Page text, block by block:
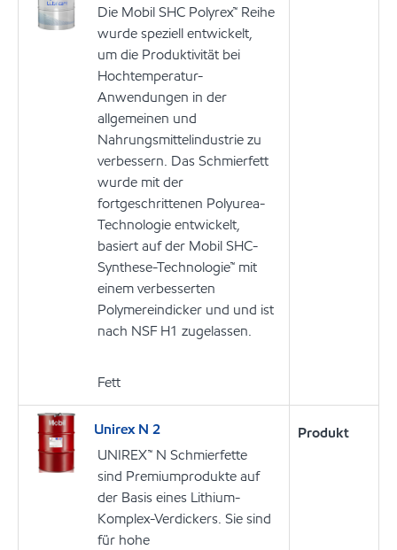
Die Mobil SHC Polyrex™ Reihe
wurde speziell entwickelt,
um die Produktivität bei
Hochtemperatur-
Anwendungen in der
allgemeinen und
Nahrungsmittelindustrie zu
verbessern. Das Schmierfett
wurde mit der
fortgeschrittenen Polyurea-
Technologie entwickelt,
basiert auf der Mobil SHC-
Synthese-Technologie™ mit
einem verbesserten
Polymereindicker und und ist
nach NSF H1 zugelassen.
Fett
Unirex N 2
UNIREX™ N Schmierfette
sind Premiumprodukte auf
der Basis eines Lithium-
Komplex-Verdickers. Sie sind
für hohe
Produkt